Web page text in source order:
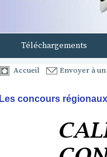
Téléchargements
Accueil Envoyer à
Les concours